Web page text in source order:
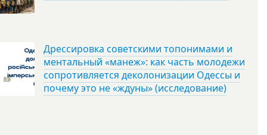
Дрессировка советскими топонимами и
ментальный «манеж»: как часть молодежи
сопротивляется деколонизации Одессы и
почему это не «ждуны» (исследование)